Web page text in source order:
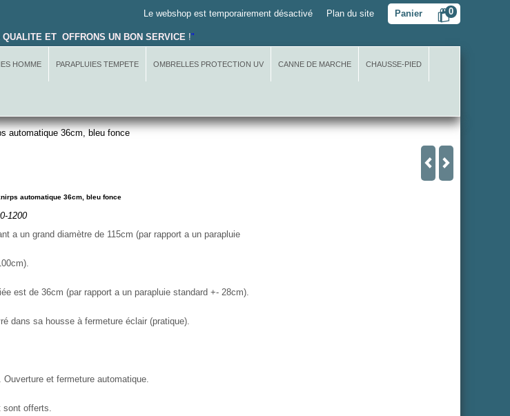
Panier 0
Le webshop est temporairement désactivé Plan du site
QUALITE ET OFFRONS UN BON SERVICE !"
HOMME PARAPLUIES TEMPETE OMBRELLES PROTECTION UV CANNE DE MARCHE CHAUSSE-PIED
automatique 36cm, bleu fonce
automatique 36cm, bleu fonce
1200
a un grand diamètre de 115cm (par rapport a un parapluie
est de 36cm (par rapport a un parapluie standard +- 28cm).
dans sa housse à fermeture éclair (pratique).
Ouverture et fermeture automatique.
sont offerts.